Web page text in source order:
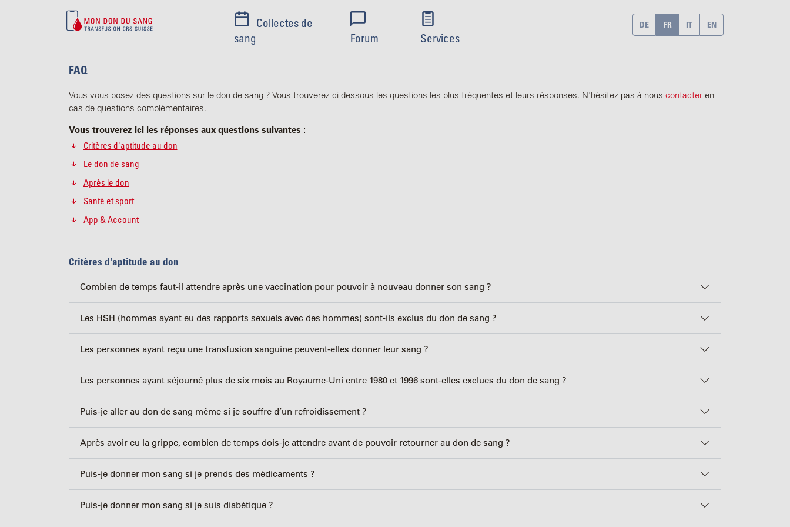
Collectes de
sang
Forum Services
DE FR IT EN
FAQ
Vous vous posez des questions sur le don de sang ? Vous trouverez ci-dessous les questions les plus fréquentes et leurs résponses. N'hésitez pas à nous contacter en
cas de questions complémentaires.
Vous trouverez ici les réponses aux questions suivantes :
Critères d'aptitude au don
Le don de sang
Après le don
Santé et sport
App & Account
Critères d'aptitude au don
Combien de temps faut-il attendre après une vaccination pour pouvoir à nouveau donner son sang ?
Les HSH (hommes ayant eu des rapports sexuels avec des hommes) sont-ils exclus du don de sang ?
Les personnes ayant reçu une transfusion sanguine peuvent-elles donner leur sang ?
Les personnes ayant séjourné plus de six mois au Royaume-Uni entre 1980 et 1996 sont-elles exclues du don de sang ?
Puis-je aller au don de sang même si je souffre d’un refroidissement ?
Après avoir eu la grippe, combien de temps dois-je attendre avant de pouvoir retourner au don de sang ?
Puis-je donner mon sang si je prends des médicaments ?
Puis-je donner mon sang si je suis diabétique ?